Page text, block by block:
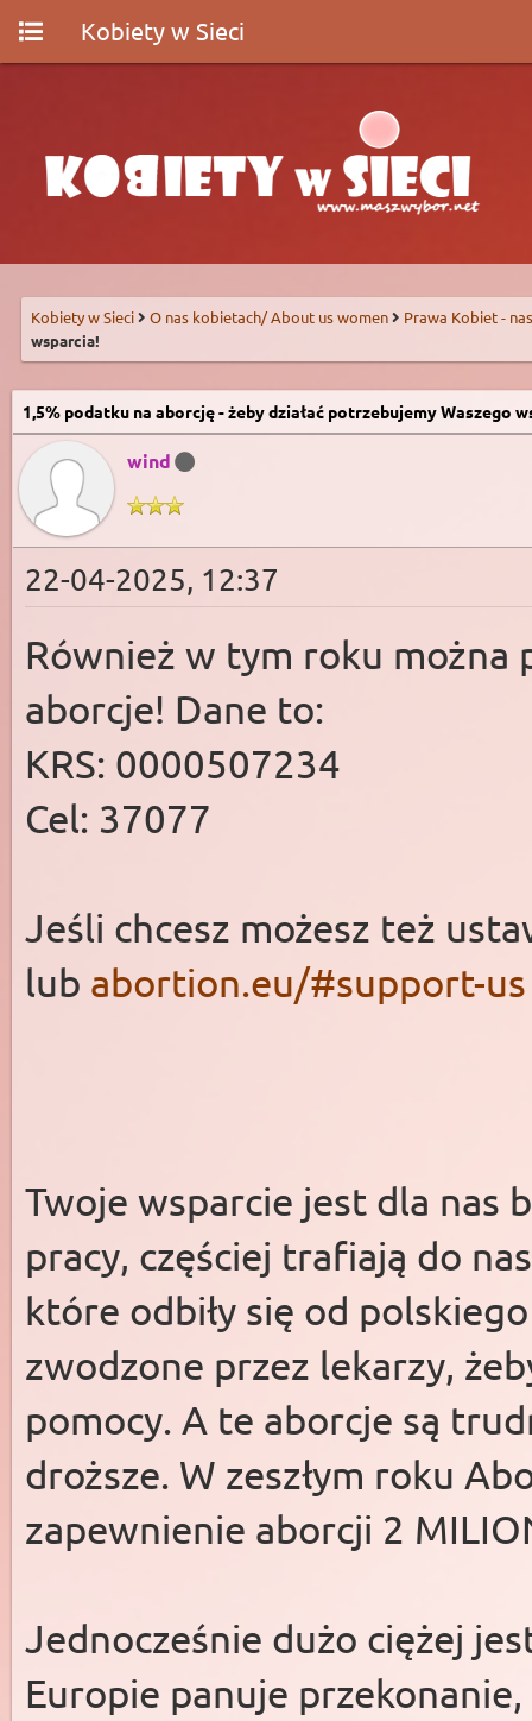
Kobiety w Sieci
Kobiety w Sieci O nas kobietach/ About us women
Prawa Kobiet -
wsparcia!
1,5% podatku na aborcję - żeby działać potrzebujemy Waszego
wind
22-04-2025, 12:37
Również w tym roku można
aborcje! Dane to:
KRS: 0000507234
Cel: 37077
Jeśli chcesz możesz też
lub abortion.eu/#support-us
Twoje wsparcie jest dla nas
pracy, częściej trafiają do
które odbiły się od
zwodzone przez lekarzy,
pomocy. A te aborcje są
droższe. W zeszłym roku
zapewnienie aborcji 2
Jednocześnie dużo ciężej
Europie panuje